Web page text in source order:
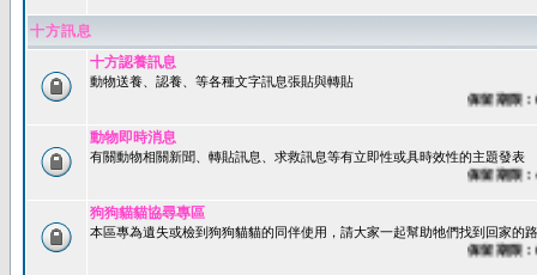
十方訊息
十方認養訊息
動物送養、認養、等各種文字訊息張貼與轉貼
保留期限：60天
動物即時消息
有關動物相關新聞、轉貼訊息、求救訊息等有立即性或具時效性的主題發表
保留期限：45天
狗狗貓貓協尋專區
本區專為遺失或檢到狗狗貓貓的同伴使用，請大家一起幫助牠們找到回家的
保留期限：60天